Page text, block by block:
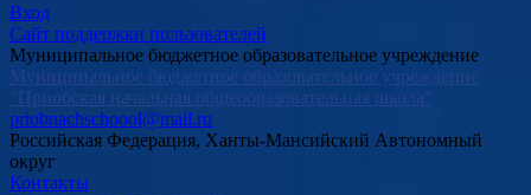
Вход
Сайт поддержки пользователей
Муниципальное бюджетное образовательное учреждение
Муниципальное бюджетное образовательное учреждение
"Приобская начальная общеобразовательная школа"
priobnachschoool@mail.ru
Российская Федерация, Ханты-Мансийский Автономный
округ
Контакты